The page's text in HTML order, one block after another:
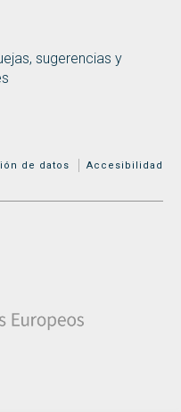
sugerencias y
de datos Accesibilidad